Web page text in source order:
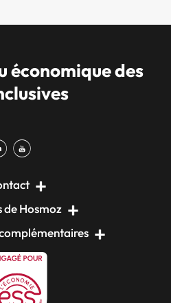
économique des
de Hosmoz